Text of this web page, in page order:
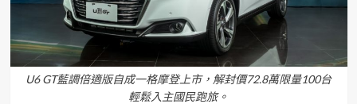
U6 GT藍調倍適版自成一格摩登上市，解封價72.8萬限量100台
輕鬆入主國民跑旅。